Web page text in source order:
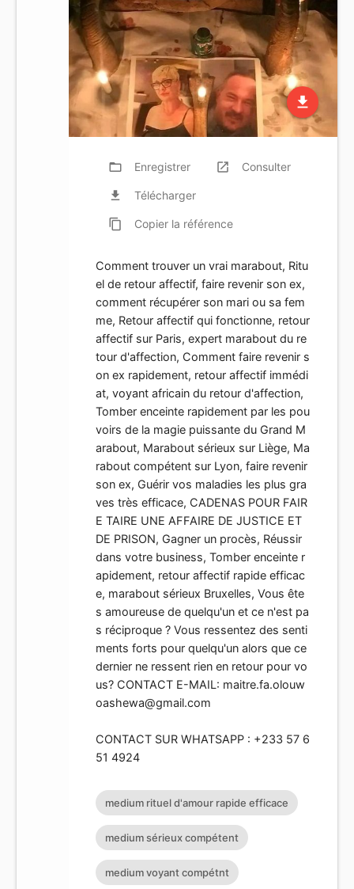
file_download
folder_open Enregistrer launch Consulter
file_download Télécharger
content_copy Copier la référence
Comment trouver un vrai marabout, Ritu
el de retour affectif, faire revenir son ex,
comment récupérer son mari ou sa fem
me, Retour affectif qui fonctionne, retour
affectif sur Paris, expert marabout du re
tour d'affection, Comment faire revenir s
on ex rapidement, retour affectif immédi
at, voyant africain du retour d'affection,
Tomber enceinte rapidement par les pou
voirs de la magie puissante du Grand M
arabout, Marabout sérieux sur Liège, Ma
rabout compétent sur Lyon, faire revenir
son ex, Guérir vos maladies les plus gra
ves très efficace, CADENAS POUR FAIR
E TAIRE UNE AFFAIRE DE JUSTICE ET
DE PRISON, Gagner un procès, Réussir
dans votre business, Tomber enceinte r
apidement, retour affectif rapide efficac
e, marabout sérieux Bruxelles, Vous ête
s amoureuse de quelqu'un et ce n'est pa
s réciproque ? Vous ressentez des senti
ments forts pour quelqu'un alors que ce
dernier ne ressent rien en retour pour vo
us? CONTACT E-MAIL: maitre.fa.olouw
oashewa@gmail.com
CONTACT SUR WHATSAPP : +233 57 6
51 4924
medium rituel d'amour rapide efficace
medium sérieux compétent
medium voyant compétnt